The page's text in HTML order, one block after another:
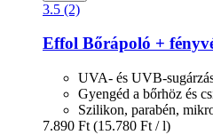
3.5 (2)
Effol Bőrápoló +
UVA- és UVB-
Gyengéd a bőrhöz és
Szilikon, parabén,
7.890 Ft (15.780 Ft / l)